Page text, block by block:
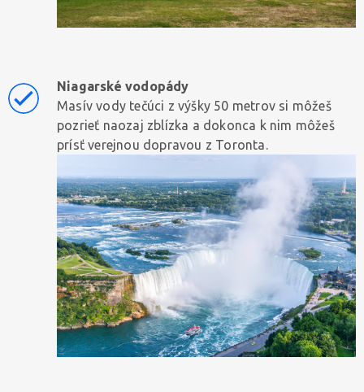
Niagarské vodopády
Masív vody tečúci z výšky 50 metrov si môžeš
pozrieť naozaj zblízka a dokonca k nim môžeš
prísť verejnou dopravou z Toronta.